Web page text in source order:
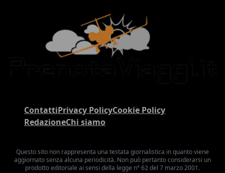
ContattiPrivacy PolicyCookie Policy
RedazioneChi siamo
Questo sito non rappresenta una testata giornalistica in quanto viene
aggiornato senza alcuna periodicità. Non può pertanto considerarsi un
prodotto editoriale ai sensi della legge n° 62 del 7 marzo 2001.